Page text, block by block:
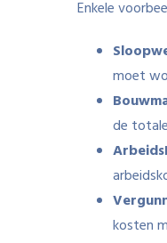
Enkele
moet
de
kosten